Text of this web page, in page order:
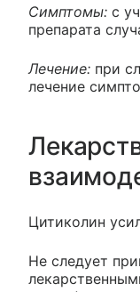
Симптомы: с
препарата
Лечение: при
лечение
Цитиколин
Не следует